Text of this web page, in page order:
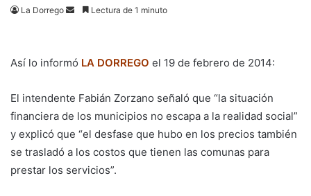
La Dorrego
SendLectura de 1 minuto
Así lo informó LA DORREGO el 19 de febrero de 2014:
El intendente Fabián Zorzano señaló que “la situación
financiera de los municipios no escapa a la realidad social”
y explicó que “el desfase que hubo en los precios también
se trasladó a los costos que tienen las comunas para
prestar los servicios”.